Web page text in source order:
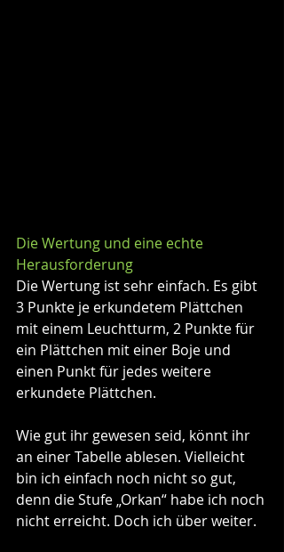
Die Wertung und eine echte
Herausforderung
Die Wertung ist sehr einfach. Es gibt
3 Punkte je erkundetem Plättchen
mit einem Leuchtturm, 2 Punkte für
ein Plättchen mit einer Boje und
einen Punkt für jedes weitere
erkundete Plättchen.
Wie gut ihr gewesen seid, könnt ihr
an einer Tabelle ablesen. Vielleicht
bin ich einfach noch nicht so gut,
denn die Stufe „Orkan“ habe ich noch
nicht erreicht. Doch ich über weiter.